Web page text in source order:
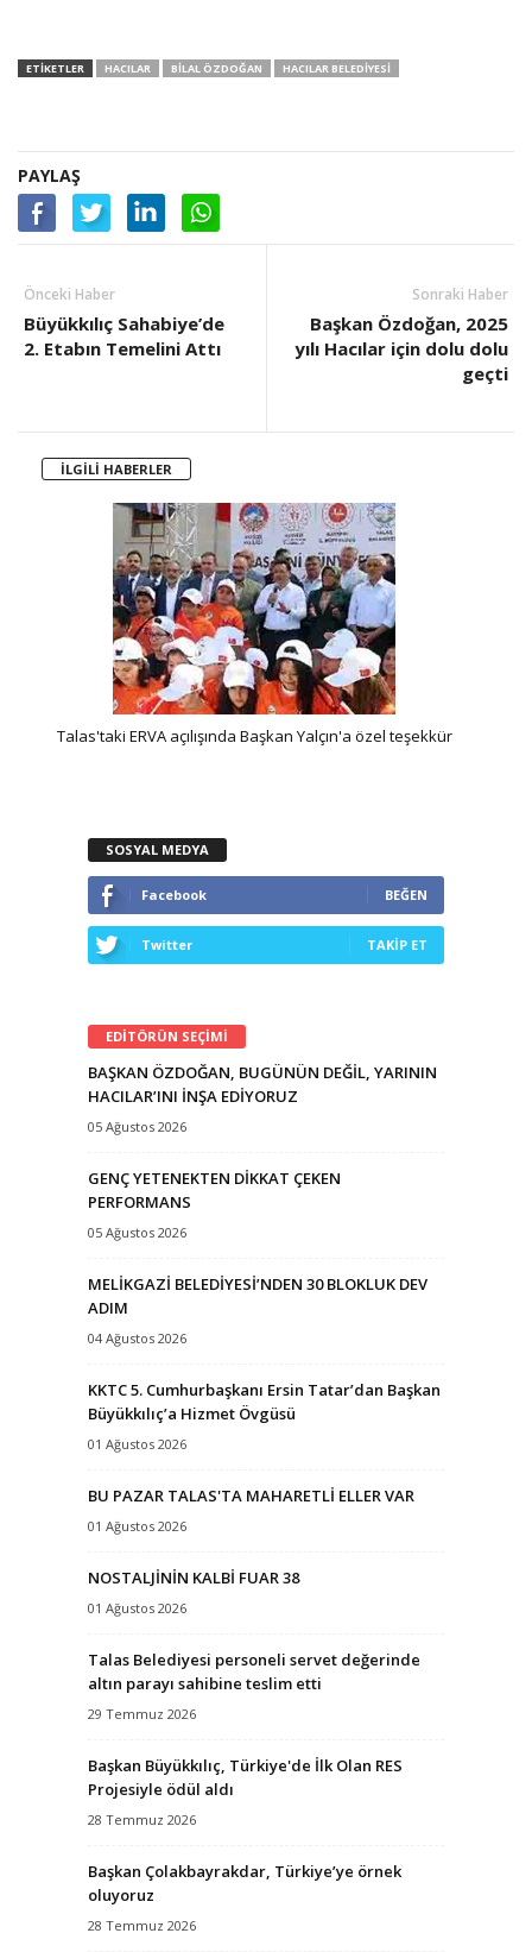
ETIKETLER HACILAR BILAL ÖZDOĞAN HACILAR BELEDIYESI
PAYLAŞ
Önceki Haber
Büyükkılıç Sahabiye’de
2. Etabın Temelini Attı
Sonraki Haber
Başkan Özdoğan, 2025
yılı Hacılar için dolu dolu
geçti
İLGİLİ HABERLER
Talas'taki ERVA açılışında Başkan Yalçın'a özel teşekkür
SOSYAL MEDYA
Facebook BEĞEN
Twitter TAKİP ET
EDİTÖRÜN SEÇİMİ
BAŞKAN ÖZDOĞAN, BUGÜNÜN DEĞİL, YARININ
HACILAR’INI İNŞA EDİYORUZ
05 Ağustos 2026
GENÇ YETENEKTEN DİKKAT ÇEKEN
PERFORMANS
05 Ağustos 2026
MELİKGAZİ BELEDİYESİ’NDEN 30 BLOKLUK DEV
ADIM
04 Ağustos 2026
KKTC 5. Cumhurbaşkanı Ersin Tatar’dan Başkan
Büyükkılıç’a Hizmet Övgüsü
01 Ağustos 2026
BU PAZAR TALAS'TA MAHARETLİ ELLER VAR
01 Ağustos 2026
NOSTALJİNİN KALBİ FUAR 38
01 Ağustos 2026
Talas Belediyesi personeli servet değerinde
altın parayı sahibine teslim etti
29 Temmuz 2026
Başkan Büyükkılıç, Türkiye'de İlk Olan RES
Projesiyle ödül aldı
28 Temmuz 2026
Başkan Çolakbayrakdar, Türkiye’ye örnek
oluyoruz
28 Temmuz 2026